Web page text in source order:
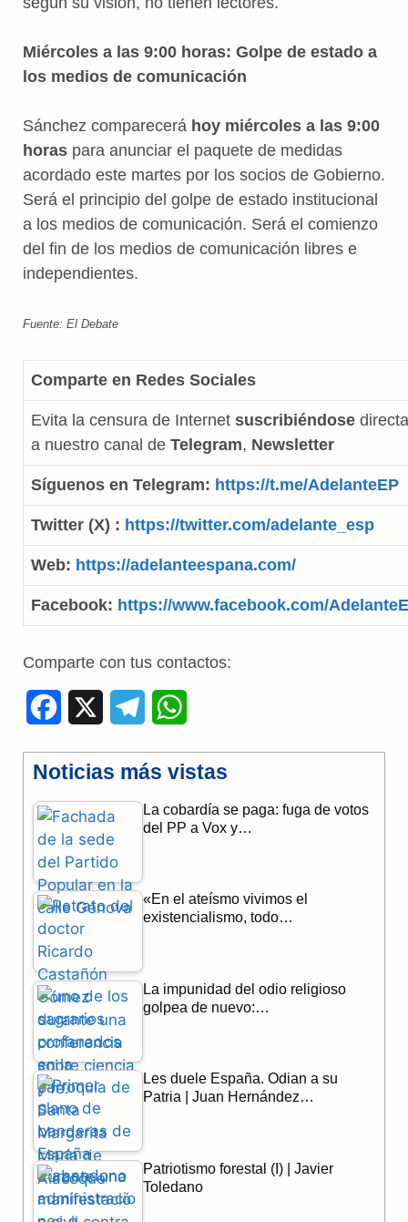
Miércoles a las 9:00 horas: Golpe de estado a
los medios de comunicación
Sánchez comparecerá hoy miércoles a las 9:00
horas para anunciar el paquete de medidas
acordado este martes por los socios de Gobierno.
Será el principio del golpe de estado institucional
a los medios de comunicación. Será el comienzo
del fin de los medios de comunicación libres e
independientes.
Fuente: El Debate
Comparte en Redes Sociales
Evita la censura de Internet suscribiéndose
a nuestro canal de Telegram, Newsletter
Síguenos en Telegram: https://t.me/AdelanteEP
Twitter (X) : https://twitter.com/adelante_esp
Web: https://adelanteespana.com/
Facebook: https://www.facebook.com/
Comparte con tus contactos:
c
e
b
o
o
k
l
e
a
a
t
p
Noticias más vistas
La cobardía se paga: fuga de votos
del PP a Vox y…
«En el ateísmo vivimos el
existencialismo, todo…
La impunidad del odio religioso
golpea de nuevo:…
Les duele España. Odian a su
Patria | Juan Hernández…
Patriotismo forestal (I) | Javier
Toledano